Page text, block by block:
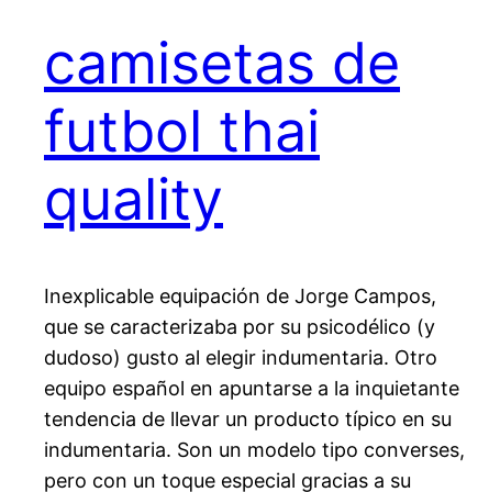
camisetas de
futbol thai
quality
Inexplicable equipación de Jorge Campos,
que se caracterizaba por su psicodélico (y
dudoso) gusto al elegir indumentaria. Otro
equipo español en apuntarse a la inquietante
tendencia de llevar un producto típico en su
indumentaria. Son un modelo tipo converses,
pero con un toque especial gracias a su